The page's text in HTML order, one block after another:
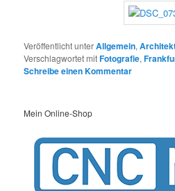
Veröffentlicht unterAllgemein,
Verschlagwortet mitFotografie,
Schreibe einen Kommentar
Mein Online-Shop